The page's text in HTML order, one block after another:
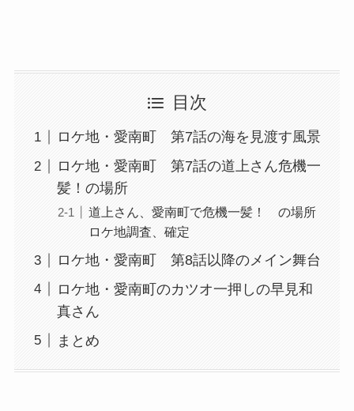
目次
ロケ地・愛南町 第7話の海を見渡す風景
ロケ地・愛南町 第7話の道上さん危機一
髪！の場所
道上さん、愛南町で危機一髪！ の場所
ロケ地調査、確定
ロケ地・愛南町 第8話以降のメイン舞台
ロケ地・愛南町のカツオ一押しの早見和
真さん
まとめ